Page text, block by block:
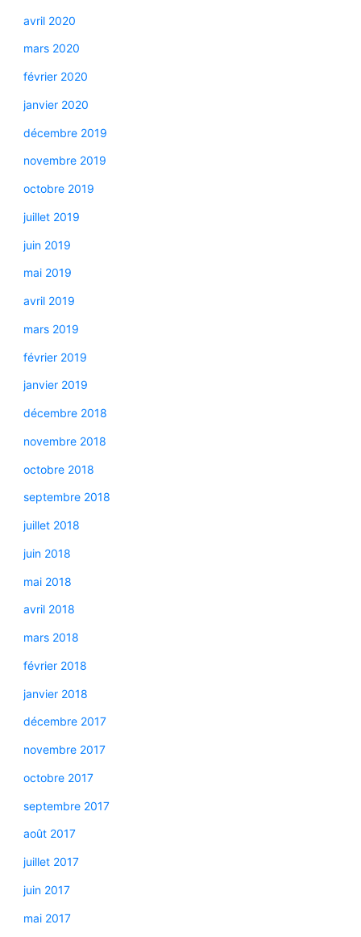
avril 2020
mars 2020
février 2020
janvier 2020
décembre 2019
novembre 2019
octobre 2019
juillet 2019
juin 2019
mai 2019
avril 2019
mars 2019
février 2019
janvier 2019
décembre 2018
novembre 2018
octobre 2018
septembre 2018
juillet 2018
juin 2018
mai 2018
avril 2018
mars 2018
février 2018
janvier 2018
décembre 2017
novembre 2017
octobre 2017
septembre 2017
août 2017
juillet 2017
juin 2017
mai 2017